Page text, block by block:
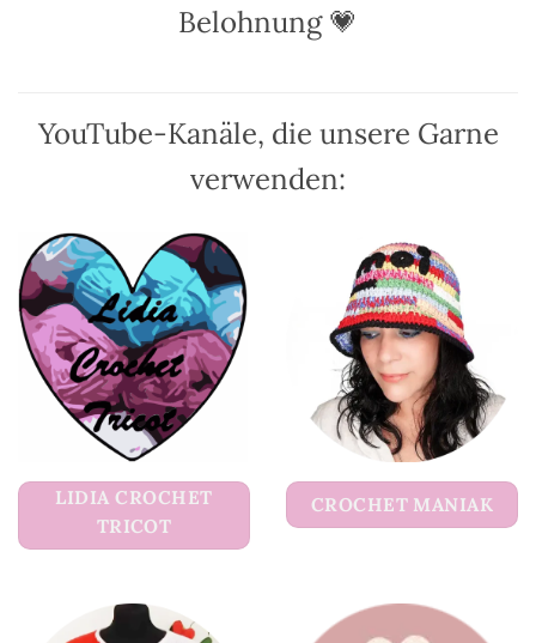
Belohnung 💗
YouTube-Kanäle, die unsere Garne
verwenden:
LIDIA CROCHET
TRICOT
CROCHET MANIAK